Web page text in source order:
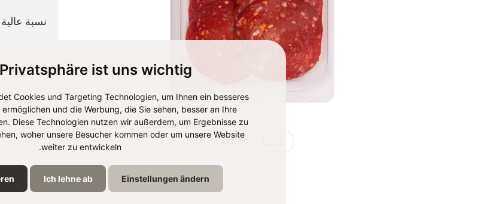
ist uns wichtig
Cookies und Targeting Technologien, um Ihnen ein besseres
und die Werbung, die Sie sehen, besser an Ihre
Diese Technologien nutzen wir außerdem, um Ergebnisse zu
woher unsere Besucher kommen oder um unsere Website
weiter zu entwickeln.
Ich lehne ab Einstellungen ändern
نسبة